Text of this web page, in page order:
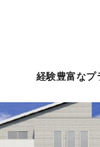
経験豊富なプ